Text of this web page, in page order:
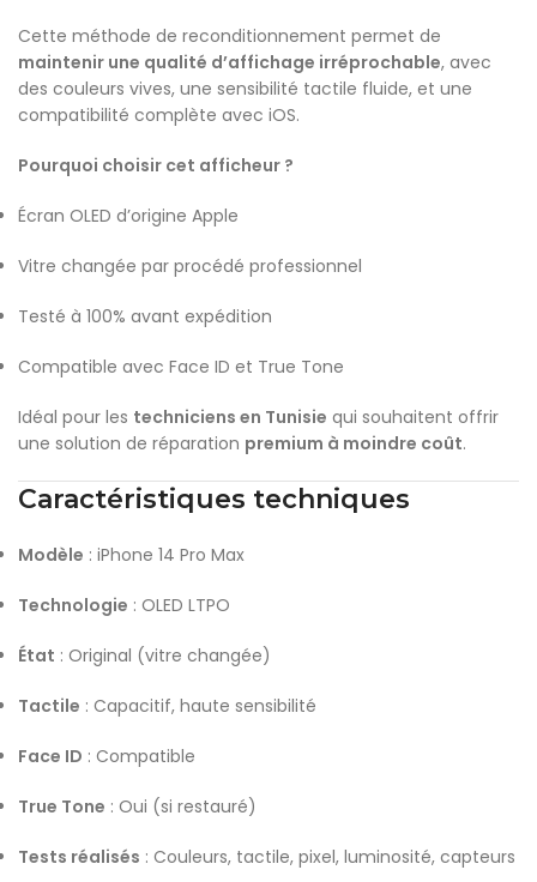
Cette méthode de reconditionnement permet de
maintenir une qualité d’affichage irréprochable, avec
des couleurs vives, une sensibilité tactile fluide, et une
compatibilité complète avec iOS.
Pourquoi choisir cet afficheur ?
Écran OLED d’origine Apple
Vitre changée par procédé professionnel
Testé à 100% avant expédition
Compatible avec Face ID et True Tone
Idéal pour les techniciens en Tunisie qui souhaitent offrir
une solution de réparation premium à moindre coût.
Caractéristiques techniques
Modèle : iPhone 14 Pro Max
Technologie : OLED LTPO
État : Original (vitre changée)
Tactile : Capacitif, haute sensibilité
Face ID : Compatible
True Tone : Oui (si restauré)
Tests réalisés : Couleurs, tactile, pixel, luminosité, capteurs